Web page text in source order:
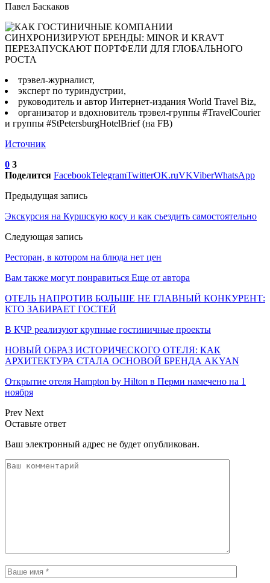
Павел Баскаков
трэвел-журналист,
эксперт по туриндустрии,
руководитель и автор Интернет-издания World Travel Biz,
организатор и вдохновитель трэвел-группы #TravelCourier
и группы #StPetersburgHotelBrief (на FB)
Источник
0 3
Поделится FacebookTelegramTwitterOK.ruVKViberWhatsApp
Предыдущая запись
Экскурсия на Куршскую косу и как съездить самостоятельно
Следующая запись
Ресторан, в котором на блюда нет цен
Вам также могут понравиться Еще от автора
ОТЕЛЬ НАПРОТИВ БОЛЬШЕ НЕ ГЛАВНЫЙ КОНКУРЕНТ:
КТО ЗАБИРАЕТ ГОСТЕЙ
В КЧР реализуют крупные гостиничные проекты
НОВЫЙ ОБРАЗ ИСТОРИЧЕСКОГО ОТЕЛЯ: КАК
АРХИТЕКТУРА СТАЛА ОСНОВОЙ БРЕНДА AKYAN
Открытие отеля Hampton by Hilton в Перми намечено на 1
ноября
Prev Next
Оставьте ответ
Ваш электронный адрес не будет опубликован.